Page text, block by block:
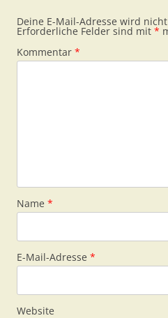
Deine E-Mail-Adresse wird
Erforderliche Felder sind mit *
Kommentar *
Name *
E-Mail-Adresse *
Website